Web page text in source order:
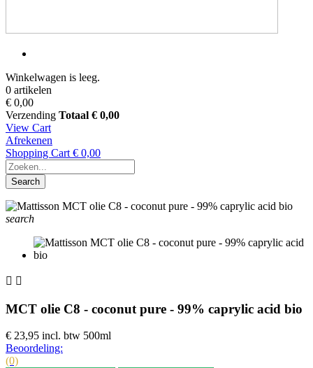
Winkelwagen is leeg.
0 artikelen
€ 0,00
Verzending Totaal € 0,00
View Cart
Afrekenen
Shopping Cart € 0,00
Search
search
 
MCT olie C8 - coconut pure - 99% caprylic acid bio
€ 23,95 incl. btw 500ml
Beoordeling:
(0)